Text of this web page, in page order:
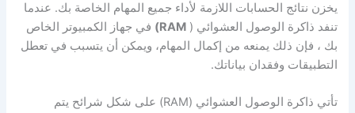
يخزن نتائج الحسابات اللازمة لأداء جميع المهام الخاصة بك. عندما
تنفد ذاكرة الوصول العشوائي (RAM) في جهاز الكمبيوتر الخاص
بك ، فإن ذلك يمنعه من إكمال المهام، ويمكن أن يتسبب في تعطل
التطبيقات وفقدان بياناتك.
تأتي ذاكرة الوصول العشوائي (RAM) على شكل شرائح يتم